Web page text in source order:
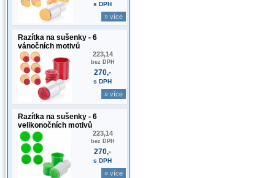
s DPH
» více
Razítka na sušenky - 6
vánočních motivů
223,14
bez DPH
270,-
s DPH
» více
Razítka na sušenky - 6
velikonočních motivů
223,14
bez DPH
270,-
s DPH
» více